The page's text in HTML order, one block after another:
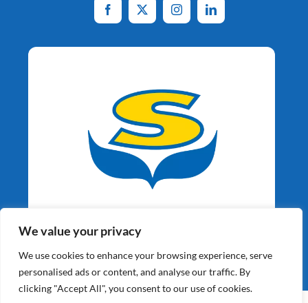
We value your privacy
We use cookies to enhance your browsing experience, serve
personalised ads or content, and analyse our traffic. By
clicking "Accept All", you consent to our use of cookies.